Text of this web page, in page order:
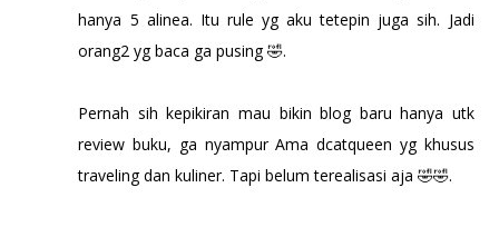
hanya 5 alinea. Itu rule yg aku tetepin juga sih. Jadi
orang2 yg baca ga pusing 🤣.
Pernah sih kepikiran mau bikin blog baru hanya utk
review buku, ga nyampur Ama dcatqueen yg khusus
traveling dan kuliner. Tapi belum terealisasi aja 🤣🤣.